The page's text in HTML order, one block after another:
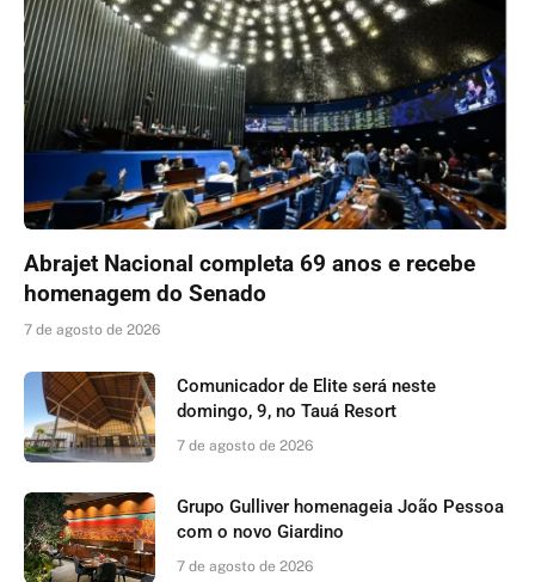
Abrajet Nacional completa 69 anos e recebe
homenagem do Senado
7 de agosto de 2026
Comunicador de Elite será neste
domingo, 9, no Tauá Resort
7 de agosto de 2026
Grupo Gulliver homenageia João Pessoa
com o novo Giardino
7 de agosto de 2026